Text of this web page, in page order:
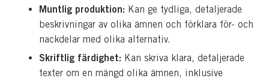
Muntlig produktion: Kan ge tydliga, detaljerade
beskrivningar av olika ämnen och förklara för- och
nackdelar med olika alternativ.
Skriftlig färdighet: Kan skriva klara, detaljerade
texter om en mängd olika ämnen, inklusive